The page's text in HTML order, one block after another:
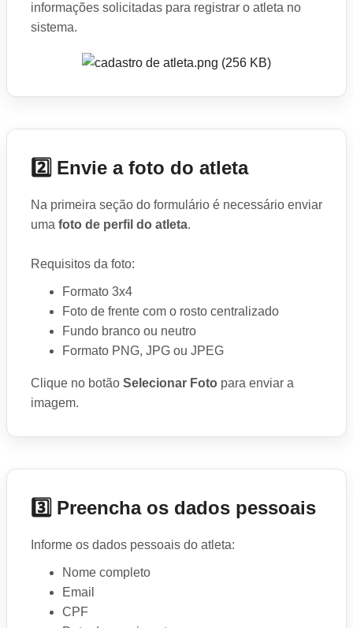
informações solicitadas para registrar o atleta no
sistema.
2️⃣ Envie a foto do atleta
Na primeira seção do formulário é necessário enviar
uma foto de perfil do atleta.
Requisitos da foto:
Formato 3x4
Foto de frente com o rosto centralizado
Fundo branco ou neutro
Formato PNG, JPG ou JPEG
Clique no botão Selecionar Foto para enviar a
imagem.
3️⃣ Preencha os dados pessoais
Informe os dados pessoais do atleta:
Nome completo
Email
CPF